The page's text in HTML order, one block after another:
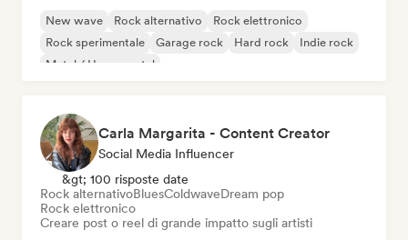
New wave Rock alternativo
Rock elettronico
Rock sperimentale
Garage rock Hard rock
Indie rock
Metal / Heavy metal
Carla Margarita - Content Creator
Social Media Influencer
&gt; 100 risposte date
Rock alternativoBluesColdwaveDream pop
Rock elettronico
Creare post o reel di grande impatto sugli artisti